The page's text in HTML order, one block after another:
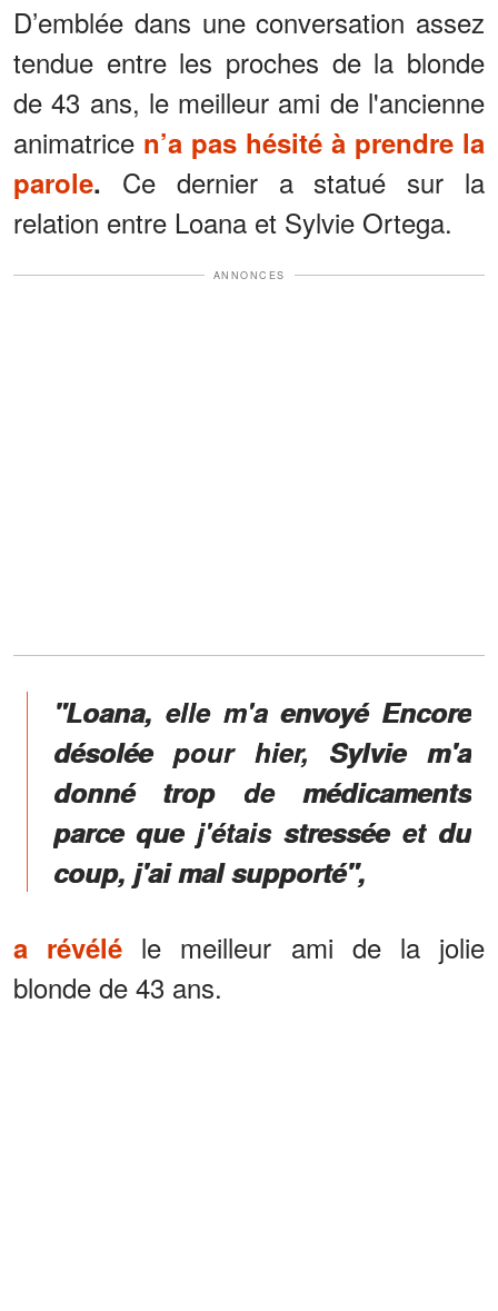
D’emblée dans une conversation assez
tendue entre les proches de la blonde
de 43 ans, le meilleur ami de l'ancienne
animatrice n’a pas hésité à prendre la
parole. Ce dernier a statué sur la
relation entre Loana et Sylvie Ortega.
ANNONCES
"Loana, elle m'a envoyé Encore
désolée pour hier, Sylvie m'a
donné trop de médicaments
parce que j'étais stressée et du
coup, j'ai mal supporté",
a révélé le meilleur ami de la jolie
blonde de 43 ans.